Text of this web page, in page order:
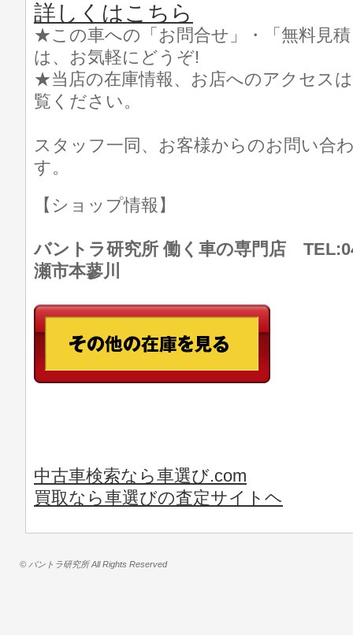
詳しくはこちら
★この車への「お問合せ」・「無料見
は、お気軽にどうぞ!
★当店の在庫情報、お店へのアクセス
覧ください。
スタッフ一同、お客様からのお問い合
す。
【ショップ情報】
バントラ研究所 働く車の専門店
瀬市本蓼川
中古車検索なら車選び.com
買取なら車選びの査定サイトヘ
© バントラ研究所 All Rights Reserved